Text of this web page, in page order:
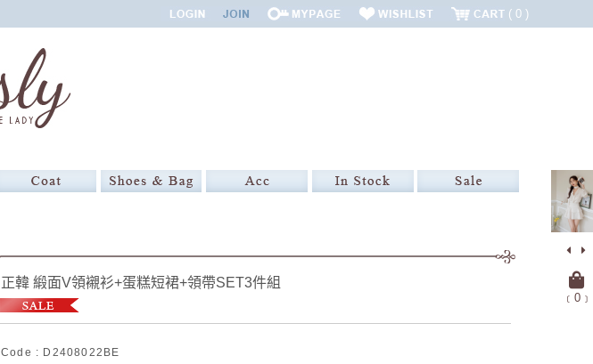
0
﹝ 0﹞
正韓 緞面V領襯衫+蛋糕短裙+領帶SET3件組
Code : D2408022BE